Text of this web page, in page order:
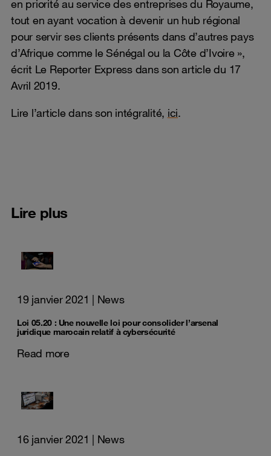
en priorité au service des entreprises du Royaume,
tout en ayant vocation à devenir un hub régional
pour servir ses clients présents dans d’autres pays
d’Afrique comme le Sénégal ou la Côte d’Ivoire »,
écrit Le Reporter Express dans son article du 17
Avril 2019.
Lire l’article dans son intégralité, ici.
Lire plus
19 janvier 2021 | News
Loi 05.20 : Une nouvelle loi pour consolider l’arsenal
juridique marocain relatif à cybersécurité
Read more
16 janvier 2021 | News